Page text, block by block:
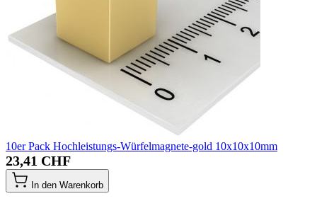
10er Pack Hochleistungs-Würfelmagnete-gold 10x10x10mm
23,41 CHF
In den Warenkorb